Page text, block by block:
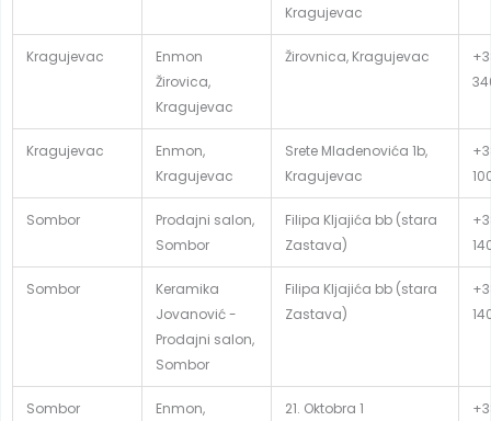
Kragujevac
Kragujevac
Enmon
Žirovica,
Kragujevac
Žirovnica, Kragujevac
Kragujevac
Enmon,
Kragujevac
Srete Mladenovića 1b,
Kragujevac
Sombor
Prodajni salon,
Sombor
Filipa Kljajića bb (stara
Zastava)
Sombor
Keramika
Jovanović -
Prodajni salon,
Sombor
Filipa Kljajića bb (stara
Zastava)
Sombor
Enmon,
21. Oktobra 1